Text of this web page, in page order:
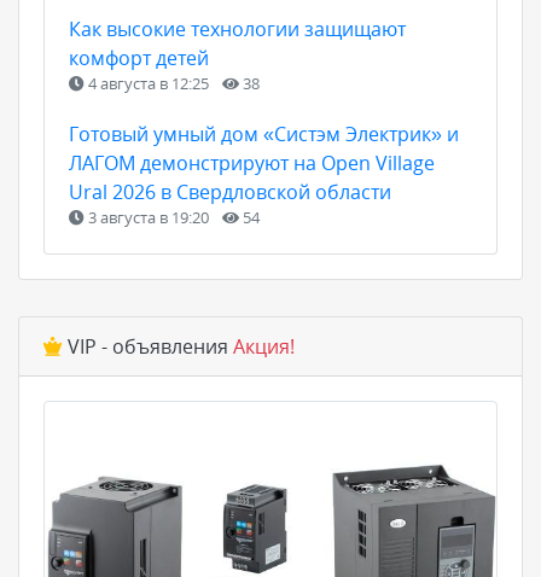
Как высокие технологии защищают
комфорт детей
4 августа в 12:25 38
Готовый умный дом «Систэм Электрик» и
ЛАГОМ демонстрируют на Open Village
Ural 2026 в Свердловской области
3 августа в 19:20 54
VIP - объявления Акция!